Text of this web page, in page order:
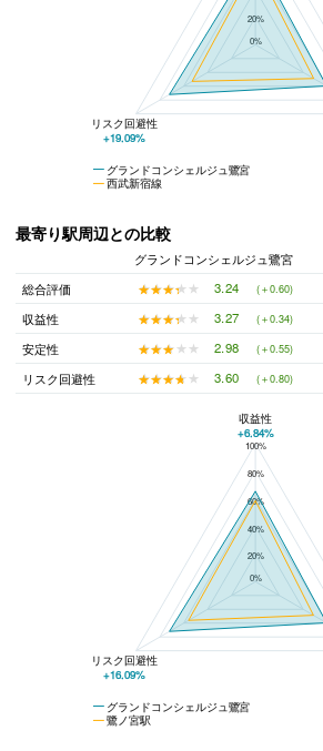
20%
0%
グランドコンシェルジュ鷺宮
西武新宿線
リスク回避性
+19.09%
最寄り駅周辺との比較
グランドコンシェルジュ鷺宮
総合評価
★★★★★
★★★★★ 3.24 (＋0.60)
収益性
★★★★★
★★★★★ 3.27 (＋0.34)
安定性
★★★★★
★★★★★ 2.98 (＋0.55)
リスク回避性
★★★★★
★★★★★ 3.60 (＋0.80)
グランドコンシェルジュ鷺宮と鷺ノ宮駅の平均値の総合評価の比較
100%
80%
60%
40%
20%
0%
グランドコンシェルジュ鷺宮
鷺ノ宮駅
収益性
+6.84%
リスク回避性
+16.09%